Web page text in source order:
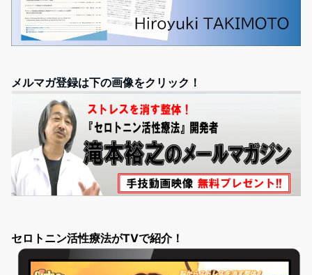
メルマガ登録は下の画像をクリック！
セロトニン活性療法がTVで紹介！